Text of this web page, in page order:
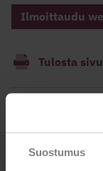
Suostumus
Ilmoittaudu
Tulosta sivu